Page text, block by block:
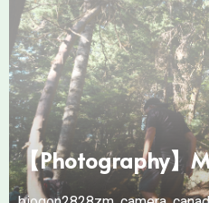
【Photography】